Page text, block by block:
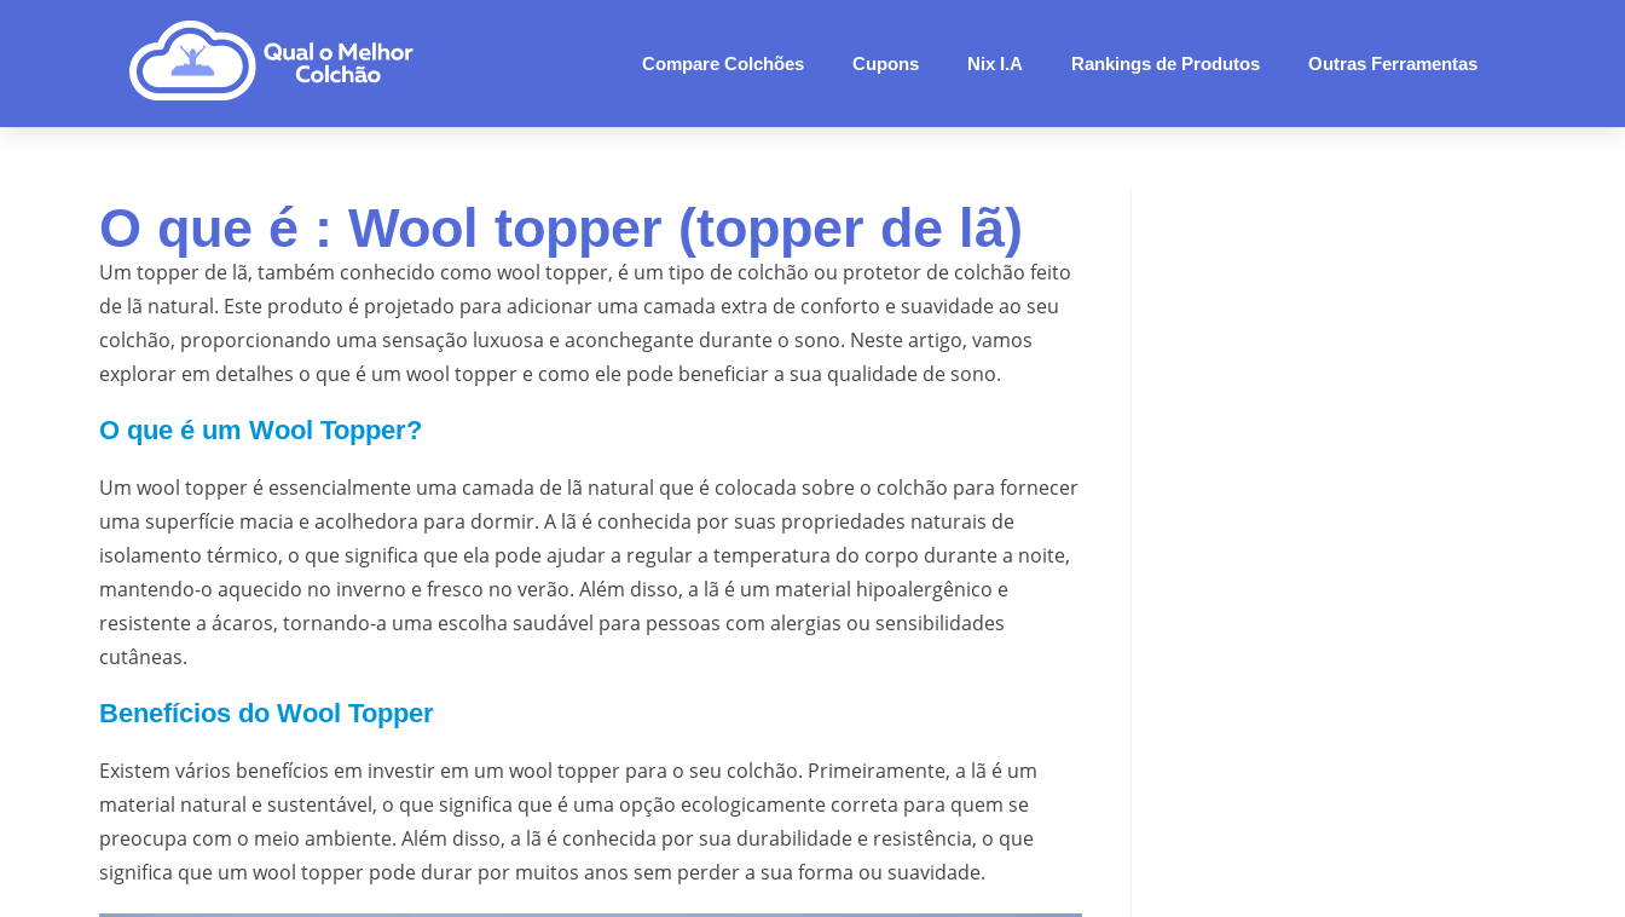
Compare Colchões Cupons Nix I.A Rankings de Produtos Outras Ferramentas
O que é : Wool topper (topper de lã)
Um topper de lã, também conhecido como wool topper, é um tipo de colchão ou protetor de colchão feito
de lã natural. Este produto é projetado para adicionar uma camada extra de conforto e suavidade ao seu
colchão, proporcionando uma sensação luxuosa e aconchegante durante o sono. Neste artigo, vamos
explorar em detalhes o que é um wool topper e como ele pode beneficiar a sua qualidade de sono.
O que é um Wool Topper?
Um wool topper é essencialmente uma camada de lã natural que é colocada sobre o colchão para fornecer
uma superfície macia e acolhedora para dormir. A lã é conhecida por suas propriedades naturais de
isolamento térmico, o que significa que ela pode ajudar a regular a temperatura do corpo durante a noite,
mantendo-o aquecido no inverno e fresco no verão. Além disso, a lã é um material hipoalergênico e
resistente a ácaros, tornando-a uma escolha saudável para pessoas com alergias ou sensibilidades
cutâneas.
Benefícios do Wool Topper
Existem vários benefícios em investir em um wool topper para o seu colchão. Primeiramente, a lã é um
material natural e sustentável, o que significa que é uma opção ecologicamente correta para quem se
preocupa com o meio ambiente. Além disso, a lã é conhecida por sua durabilidade e resistência, o que
significa que um wool topper pode durar por muitos anos sem perder a sua forma ou suavidade.